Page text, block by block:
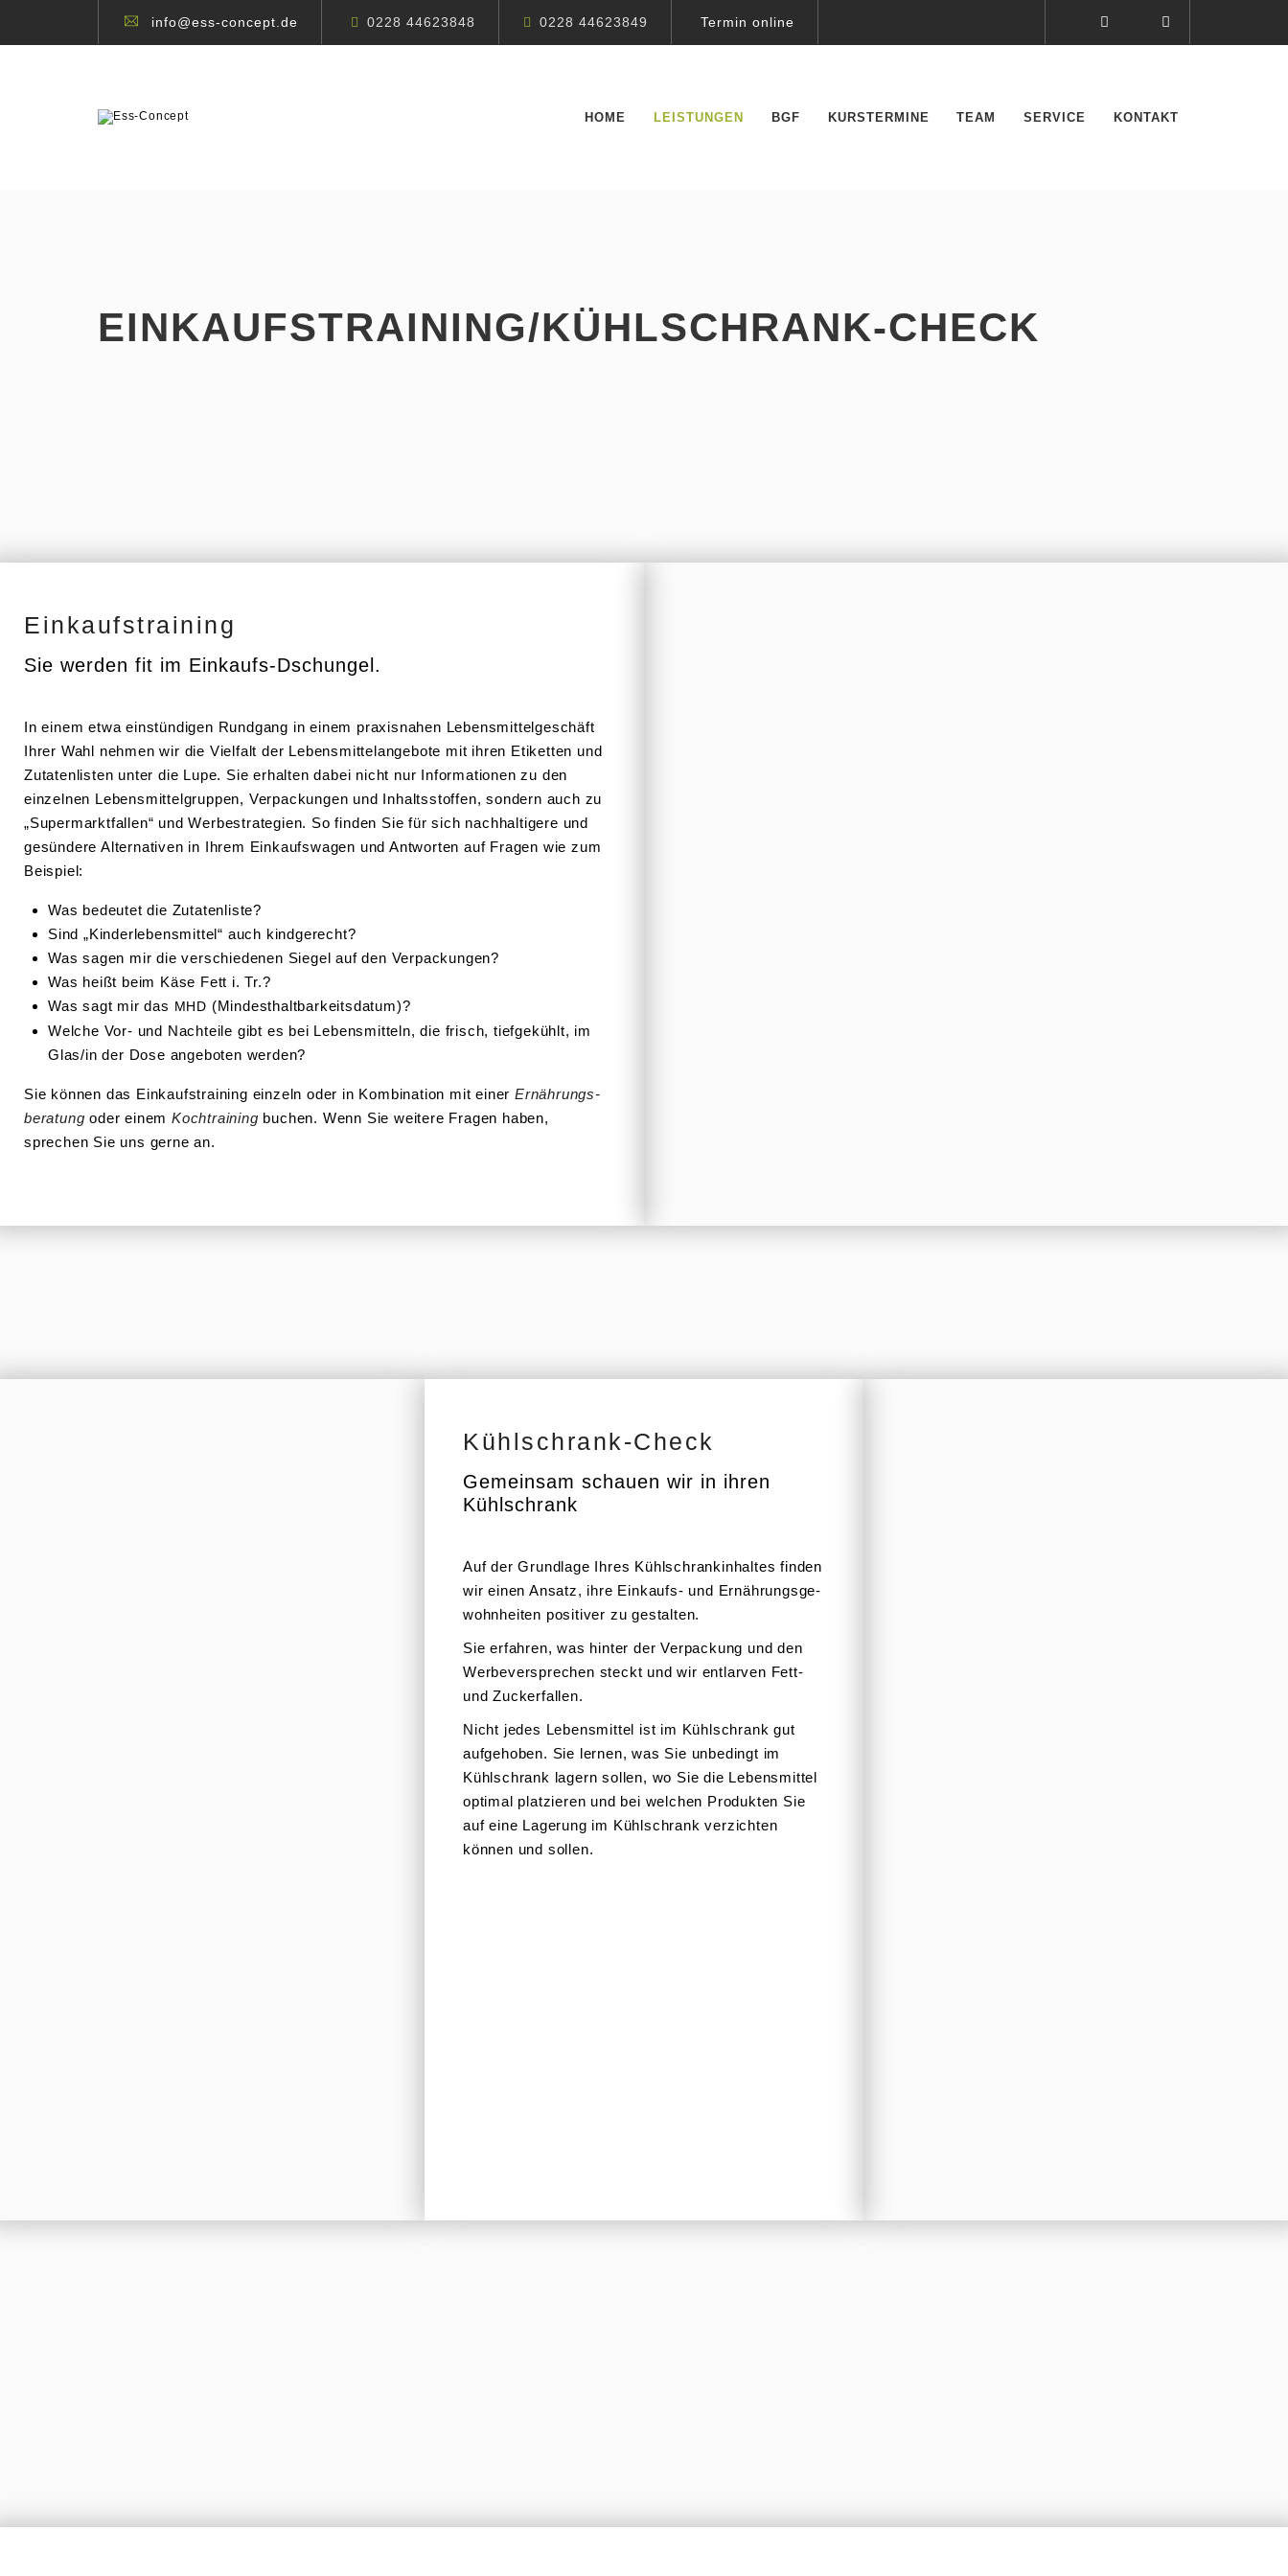
info@ess-concept.de 0228 44623848 0228 44623849 Termin online
HOME LEISTUNGEN BGF KURSTERMINE TEAM SERVICE KONTAKT
EINKAUFS­TRAI­NIN­G/­KÜHL­SCHRANK-CHECK
Einkaufs­training
Sie werden fit im Einkaufs-Dschungel.
In einem etwa einstün­digen Rundgang in einem praxis­nahen Lebens­mit­tel­ge­schäft
Ihrer Wahl nehmen wir die Vielfalt der Lebens­mit­tel­an­gebote mit ihren Etiketten und
Zutaten­listen unter die Lupe. Sie erhalten dabei nicht nur Infor­ma­tionen zu den
einzelnen Lebens­mit­tel­gruppen, Verpa­ckungen und Inhalts­stoffen, sondern auch zu
„Super­markt­fallen“ und Werbe­stra­tegien. So finden Sie für sich nachhal­tigere und
gesündere Alter­na­tiven in Ihrem Einkaufs­wagen und Antworten auf Fragen wie zum
Beispiel:
Was bedeutet die Zutatenliste?
Sind „Kinder­le­bens­mittel“ auch kindgerecht?
Was sagen mir die verschie­denen Siegel auf den Verpackungen?
Was heißt beim Käse Fett i. Tr.?
Was sagt mir das MHD (Mindest­halt­bar­keits­datum)?
Welche Vor- und Nachteile gibt es bei Lebens­mitteln, die frisch, tiefge­kühlt, im
Glas/in der Dose angeboten werden?
Sie können das Einkaufs­training einzeln oder in Kombi­nation mit einer Ernäh­rungs­
be­ratung oder einemKochtraining buchen. Wenn Sie weitere Fragen haben,
sprechen Sie uns gerne an.
Kühlschrank-Check
Gemeinsam schauen wir in ihren
Kühlschrank
Auf der Grundlage Ihres Kühlschrank­in­haltes finden
wir einen Ansatz, ihre Einkaufs- und Ernäh­rungs­ge­
wohn­heiten positiver zu gestalten.
Sie erfahren, was hinter der Verpa­ckung und den
Werbe­ver­sprechen steckt und wir entlarven Fett-
und Zuckerfallen.
Nicht jedes Lebens­mittel ist im Kühlschrank gut
aufge­hoben. Sie lernen, was Sie unbedingt im
Kühlschrank lagern sollen, wo Sie die Lebens­mittel
optimal platzieren und bei welchen Produkten Sie
auf eine Lagerung im Kühlschrank verzichten
können und sollen.